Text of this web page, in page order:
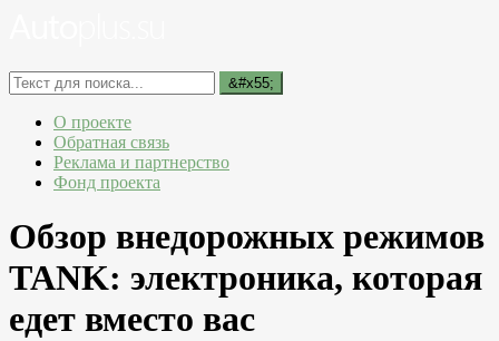
О проекте
Обратная связь
Реклама и партнерство
Фонд проекта
Обзор внедорожных режимов
TANK: электроника, которая
едет вместо вас